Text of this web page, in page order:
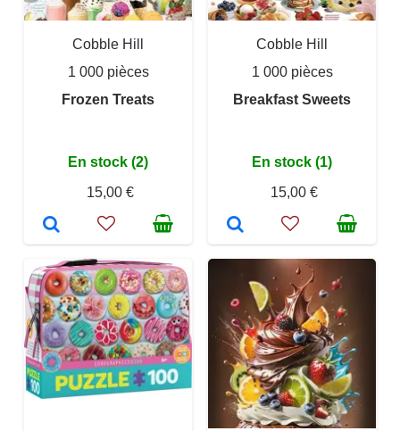
Cobble Hill
1 000 pièces
Frozen Treats
En stock (2)
15,00 €
Cobble Hill
1 000 pièces
Breakfast Sweets
En stock (1)
15,00 €